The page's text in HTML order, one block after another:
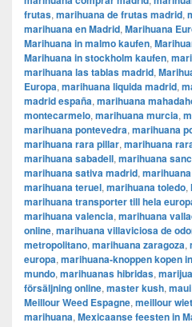
frutas, marihuana de frutas madrid,
marihuana en Madrid, Marihuana
Marihuana in malmo kaufen,
Marihuana in stockholm kaufen,
marihuana las tablas madrid,
Europa, marihuana liquida madrid,
madrid españa, marihuana
montecarmelo, marihuana murcia,
marihuana pontevedra, marihuana
marihuana rara pillar, marihuana
marihuana sabadell, marihuana
marihuana sativa madrid,
marihuana teruel, marihuana toledo,
marihuana transporter till hela
marihuana valencia, marihuana
online, marihuana villaviciosa de
metropolitano, marihuana zaragoza,
europa, marihuana-knoppen kopen
mundo, marihuanas hibridas,
försäljning online, master kush,
Meillour Weed Espagne, meillour
marihuana, Mexicaanse feesten in